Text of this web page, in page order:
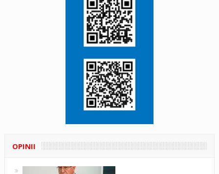
OPINII